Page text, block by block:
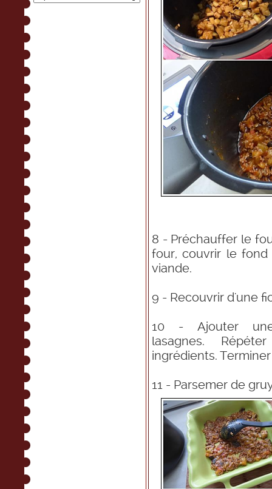
8 - Préchauffer le
four, couvrir le
viande.
9 - Recouvrir d'une
10 - Ajouter
lasagnes.
ingrédients.
11 - Parsemer de